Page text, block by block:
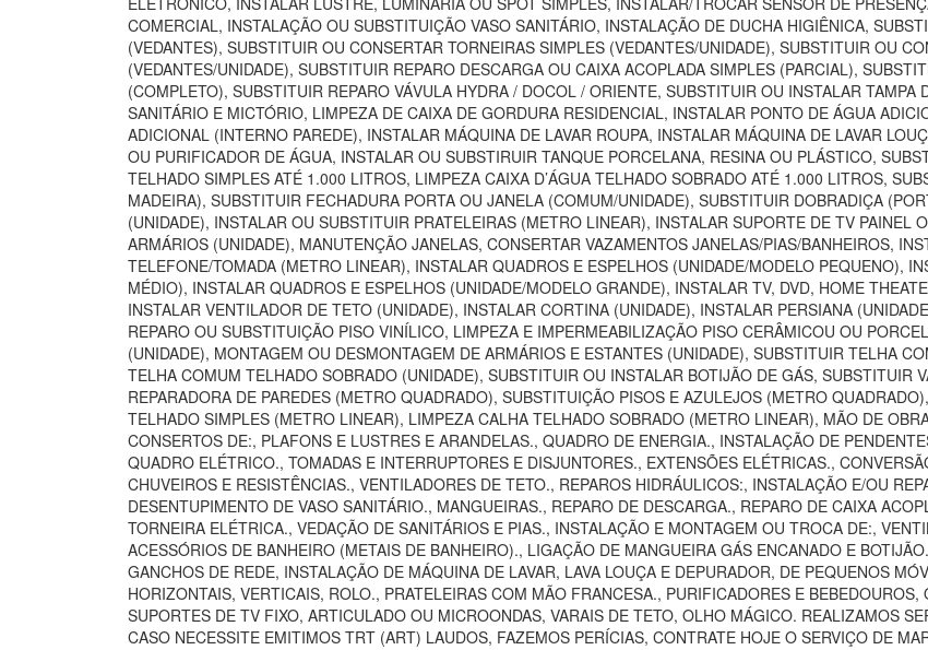
COMERCIAL, INSTALAÇÃO OU SUBSTITUIÇÃO VASO SANITÁRIO, INSTALAÇÃO DE DUCHA HIGIÊNICA,
(VEDANTES), SUBSTITUIR OU CONSERTAR TORNEIRAS SIMPLES (VEDANTES/UNIDADE), SUBSTITUIR OU
(VEDANTES/UNIDADE), SUBSTITUIR REPARO DESCARGA OU CAIXA ACOPLADA SIMPLES (PARCIAL),
(COMPLETO), SUBSTITUIR REPARO VÁVULA HYDRA / DOCOL / ORIENTE, SUBSTITUIR OU INSTALAR TAMPA
SANITÁRIO E MICTÓRIO, LIMPEZA DE CAIXA DE GORDURA RESIDENCIAL, INSTALAR PONTO DE ÁGUA
ADICIONAL (INTERNO PAREDE), INSTALAR MÁQUINA DE LAVAR ROUPA, INSTALAR MÁQUINA DE LAVAR
OU PURIFICADOR DE ÁGUA, INSTALAR OU SUBSTIRUIR TANQUE PORCELANA, RESINA OU PLÁSTICO,
TELHADO SIMPLES ATÉ 1.000 LITROS, LIMPEZA CAIXA D’ÁGUA TELHADO SOBRADO ATÉ 1.000 LITROS,
MADEIRA), SUBSTITUIR FECHADURA PORTA OU JANELA (COMUM/UNIDADE), SUBSTITUIR DOBRADIÇA
(UNIDADE), INSTALAR OU SUBSTITUIR PRATELEIRAS (METRO LINEAR), INSTALAR SUPORTE DE TV PAINEL
ARMÁRIOS (UNIDADE), MANUTENÇÃO JANELAS, CONSERTAR VAZAMENTOS JANELAS/PIAS/BANHEIROS,
TELEFONE/TOMADA (METRO LINEAR), INSTALAR QUADROS E ESPELHOS (UNIDADE/MODELO PEQUENO),
MÉDIO), INSTALAR QUADROS E ESPELHOS (UNIDADE/MODELO GRANDE), INSTALAR TV, DVD, HOME
INSTALAR VENTILADOR DE TETO (UNIDADE), INSTALAR CORTINA (UNIDADE), INSTALAR PERSIANA
REPARO OU SUBSTITUIÇÃO PISO VINÍLICO, LIMPEZA E IMPERMEABILIZAÇÃO PISO CERÂMICOU OU
(UNIDADE), MONTAGEM OU DESMONTAGEM DE ARMÁRIOS E ESTANTES (UNIDADE), SUBSTITUIR TELHA
TELHA COMUM TELHADO SOBRADO (UNIDADE), SUBSTITUIR OU INSTALAR BOTIJÃO DE GÁS, SUBSTITUIR
REPARADORA DE PAREDES (METRO QUADRADO), SUBSTITUIÇÃO PISOS E AZULEJOS (METRO
TELHADO SIMPLES (METRO LINEAR), LIMPEZA CALHA TELHADO SOBRADO (METRO LINEAR), MÃO DE
CONSERTOS DE:, PLAFONS E LUSTRES E ARANDELAS., QUADRO DE ENERGIA., INSTALAÇÃO DE
QUADRO ELÉTRICO., TOMADAS E INTERRUPTORES E DISJUNTORES., EXTENSÕES ELÉTRICAS.,
CHUVEIROS E RESISTÊNCIAS., VENTILADORES DE TETO., REPAROS HIDRÁULICOS:, INSTALAÇÃO E/OU
DESENTUPIMENTO DE VASO SANITÁRIO., MANGUEIRAS., REPARO DE DESCARGA., REPARO DE CAIXA
TORNEIRA ELÉTRICA., VEDAÇÃO DE SANITÁRIOS E PIAS., INSTALAÇÃO E MONTAGEM OU TROCA DE:,
ACESSÓRIOS DE BANHEIRO (METAIS DE BANHEIRO)., LIGAÇÃO DE MANGUEIRA GÁS ENCANADO E
GANCHOS DE REDE, INSTALAÇÃO DE MÁQUINA DE LAVAR, LAVA LOUÇA E DEPURADOR, DE PEQUENOS
HORIZONTAIS, VERTICAIS, ROLO., PRATELEIRAS COM MÃO FRANCESA., PURIFICADORES E
SUPORTES DE TV FIXO, ARTICULADO OU MICROONDAS, VARAIS DE TETO, OLHO MÁGICO. REALIZAMOS
CASO NECESSITE EMITIMOS TRT (ART) LAUDOS, FAZEMOS PERÍCIAS, CONTRATE HOJE O SERVIÇO DE